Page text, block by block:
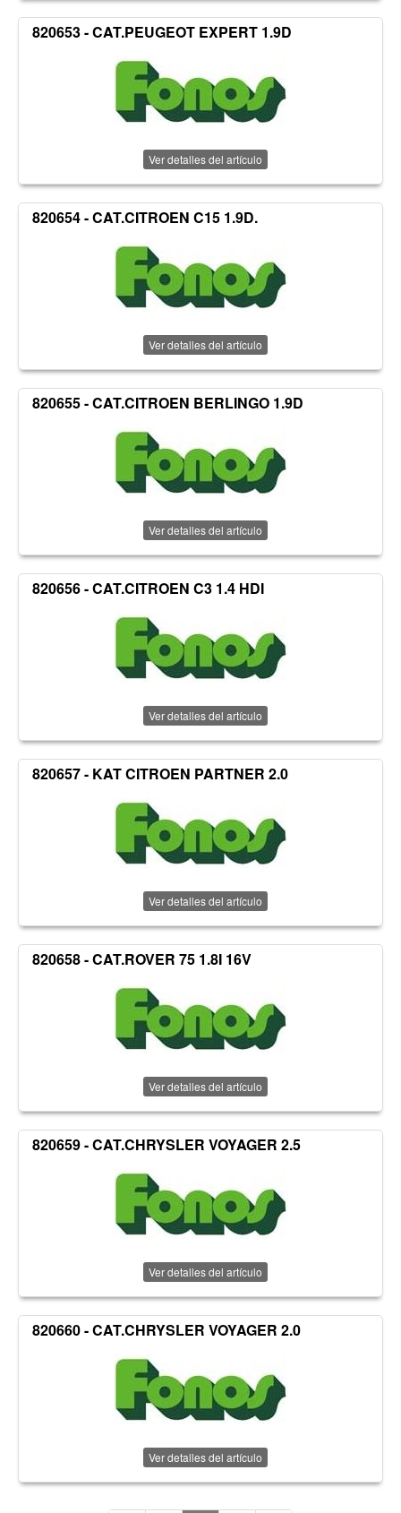
820653 - CAT.PEUGEOT EXPERT 1.9D
Ver detalles del artículo
820654 - CAT.CITROEN C15 1.9D.
Ver detalles del artículo
820655 - CAT.CITROEN BERLINGO 1.9D
Ver detalles del artículo
820656 - CAT.CITROEN C3 1.4 HDI
Ver detalles del artículo
820657 - KAT CITROEN PARTNER 2.0
Ver detalles del artículo
820658 - CAT.ROVER 75 1.8I 16V
Ver detalles del artículo
820659 - CAT.CHRYSLER VOYAGER 2.5
Ver detalles del artículo
820660 - CAT.CHRYSLER VOYAGER 2.0
Ver detalles del artículo